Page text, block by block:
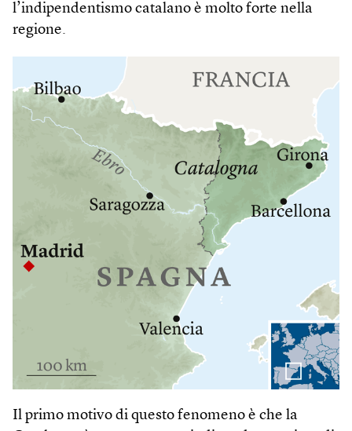
l’indipendentismo catalano è molto forte nella
regione.
Il primo motivo di questo fenomeno è che la